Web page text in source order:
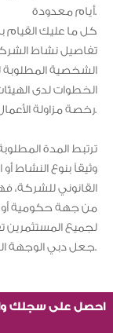
أيام معدودة.
كل ما عليك القيام
تفاصيل نشاط
الشخصية المطلوبة
الخطوات لدى
رخصة مزاولة الأعمال في دبي في أقل وقت ممكن.
ترتبط المدة
وثيقاً بنوع النشاط
القانوني للشركة،
من جهة حكومية أو
لجميع المستثمرين
جعل دبي الوجهة المثلى لتأسيس الأعمال التجارية. لتجارية.
احصل على سجلك